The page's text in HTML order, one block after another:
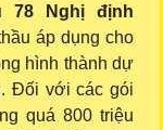
78 Nghị định
áp dụng cho
hình thành dự
Đối với các gói
quá 800 triệu